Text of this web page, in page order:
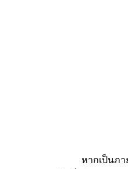
หากเป็นภายในบ้